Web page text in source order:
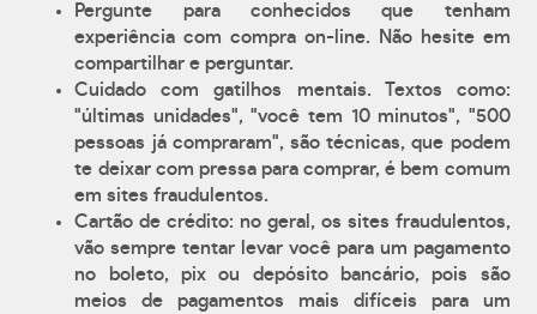
Pergunte para conhecidos que tenham
experiência com compra on-line. Não hesite em
compartilhar e perguntar.
Cuidado com gatilhos mentais. Textos como:
"últimas unidades", "você tem 10 minutos", "500
pessoas já compraram", são técnicas, que podem
te deixar com pressa para comprar, é bem comum
em sites fraudulentos.
Cartão de crédito: no geral, os sites fraudulentos,
vão sempre tentar levar você para um pagamento
no boleto, pix ou depósito bancário, pois são
meios de pagamentos mais difíceis para um